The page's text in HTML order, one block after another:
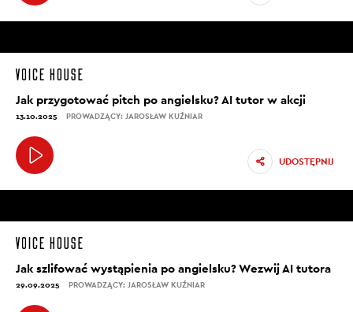
Jak przygotować pitch po angielsku? AI tutor w akcji
13.10.2025 PROWADZĄCY: JAROSŁAW KUŹNIAR
UDOSTĘPNIJ
Jak szlifować wystąpienia po angielsku? Wezwij AI tutora
29.09.2025 PROWADZĄCY: JAROSŁAW KUŹNIAR